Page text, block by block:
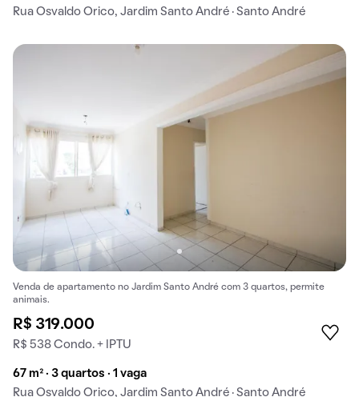
Rua Osvaldo Orico, Jardim Santo André · Santo André
Venda de apartamento no Jardim Santo André com 3 quartos, permite
animais.
R$ 319.000
R$ 538 Condo. + IPTU
67 m² · 3 quartos · 1 vaga
Rua Osvaldo Orico, Jardim Santo André · Santo André